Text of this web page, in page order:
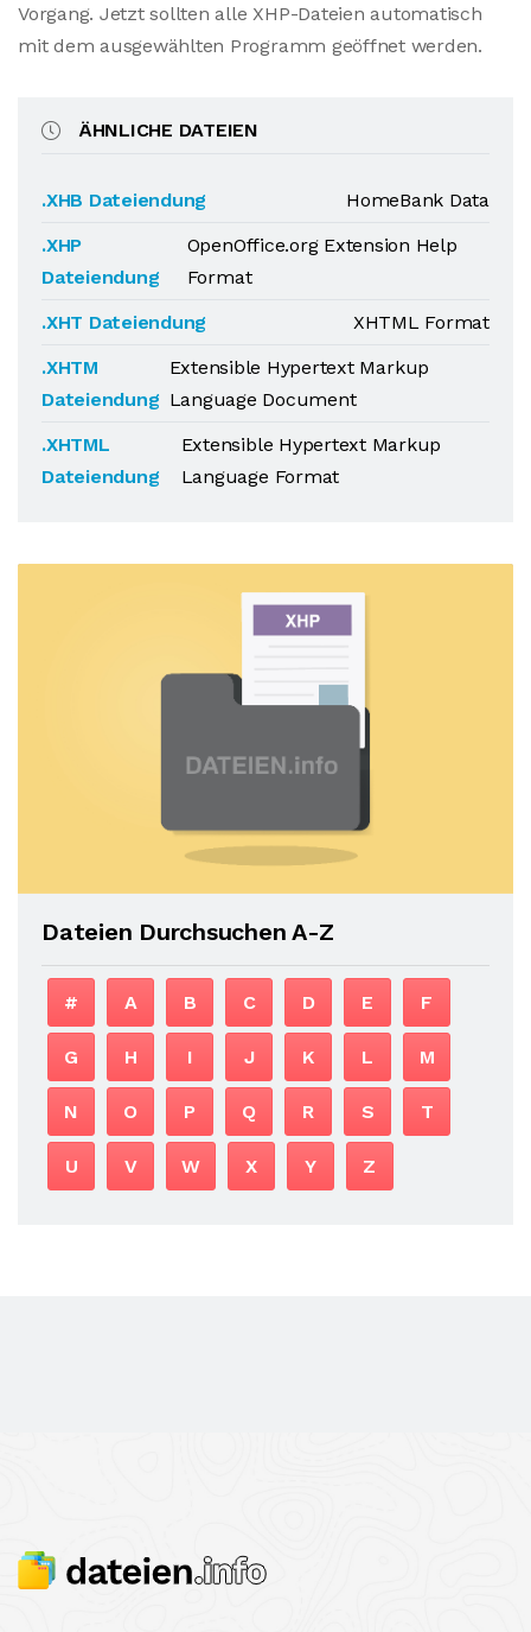
Vorgang. Jetzt sollten alle XHP-Dateien automatisch
mit dem ausgewählten Programm geöffnet werden.
ÄHNLICHE DATEIEN
.XHB Dateiendung
HomeBank Data
.XHP
Dateiendung
OpenOffice.org Extension Help
Format
.XHT Dateiendung
XHTML Format
.XHTM
Dateiendung
Extensible Hypertext Markup
Language Document
.XHTML
Dateiendung
Extensible Hypertext Markup
Language Format
Dateien Durchsuchen A-Z
# A B C D E F
G H I J K L M
N O P Q R S T
U V W X Y Z